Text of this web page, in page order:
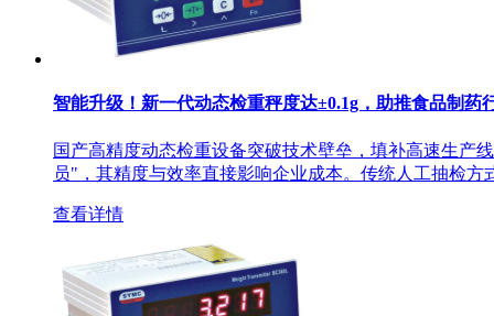
智能升级！新一代动态检重秤度达±0.1g，助推食品制药
国产高精度动态检重设备突破技术壁垒，填补高速生产
员"，其精度与效率直接影响企业成本。传统人工抽检
查看详情